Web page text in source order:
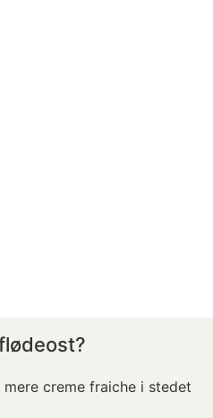
creme fraiche i stedet